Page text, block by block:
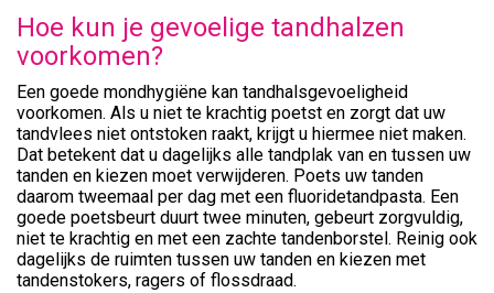
Hoe kun je gevoelige tandhalzen
voorkomen?
Een goede mondhygiëne kan tandhalsgevoeligheid
voorkomen. Als u niet te krachtig poetst en zorgt dat uw
tandvlees niet ontstoken raakt, krijgt u hiermee niet maken.
Dat betekent dat u dagelijks alle tandplak van en tussen uw
tanden en kiezen moet verwijderen. Poets uw tanden
daarom tweemaal per dag met een fluoridetandpasta. Een
goede poetsbeurt duurt twee minuten, gebeurt zorgvuldig,
niet te krachtig en met een zachte tandenborstel. Reinig ook
dagelijks de ruimten tussen uw tanden en kiezen met
tandenstokers, ragers of flossdraad.